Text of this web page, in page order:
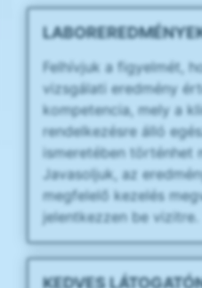
Felhívjuk a figyelmét,
vizsgálati eredmény
kompetencia, mely a
rendelkezésre álló
ismeretében történhet
Javasoljuk, az
megfelelő kezelés
jelentkezzen be vizitre.
KEDVES